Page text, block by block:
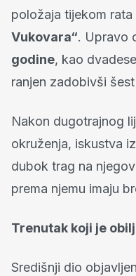
položaja tijekom
Vukovara“. Upravo
godine, kao
ranjen zadobivši
Nakon dugotrajnog
okruženja, iskustva
dubok trag na
prema njemu imaju
Trenutak koji je
Središnji dio